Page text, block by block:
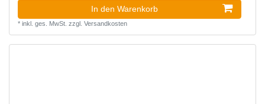
In den Warenkorb
* inkl. ges. MwSt. zzgl. Versandkosten